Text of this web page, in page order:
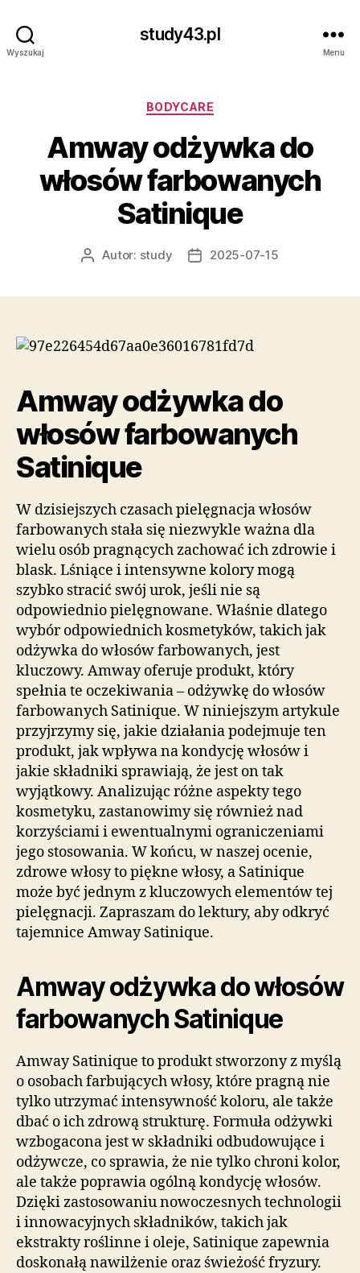
Wyszukaj
study43.pl
Menu
Kategorie
BODYCARE
Amway odżywka do
włosów farbowanych
Satinique
AutorAutor: study
Data2025-07-15
Amway odżywka do
włosów farbowanych
Satinique
W dzisiejszych czasach pielęgnacja włosów
farbowanych stała się niezwykle ważna dla
wielu osób pragnących zachować ich zdrowie i
blask. Lśniące i intensywne kolory mogą
szybko stracić swój urok, jeśli nie są
odpowiednio pielęgnowane. Właśnie dlatego
wybór odpowiednich kosmetyków, takich jak
odżywka do włosów farbowanych, jest
kluczowy. Amway oferuje produkt, który
spełnia te oczekiwania – odżywkę do włosów
farbowanych Satinique. W niniejszym artykule
przyjrzymy się, jakie działania podejmuje ten
produkt, jak wpływa na kondycję włosów i
jakie składniki sprawiają, że jest on tak
wyjątkowy. Analizując różne aspekty tego
kosmetyku, zastanowimy się również nad
korzyściami i ewentualnymi ograniczeniami
jego stosowania. W końcu, w naszej ocenie,
zdrowe włosy to piękne włosy, a Satinique
może być jednym z kluczowych elementów tej
pielęgnacji. Zapraszam do lektury, aby odkryć
tajemnice Amway Satinique.
Amway odżywka do włosów
farbowanych Satinique
Amway Satinique to produkt stworzony z myślą
o osobach farbujących włosy, które pragną nie
tylko utrzymać intensywność koloru, ale także
dbać o ich zdrową strukturę. Formuła odżywki
wzbogacona jest w składniki odbudowujące i
odżywcze, co sprawia, że nie tylko chroni kolor,
ale także poprawia ogólną kondycję włosów.
Dzięki zastosowaniu nowoczesnych technologii
i innowacyjnych składników, takich jak
ekstrakty roślinne i oleje, Satinique zapewnia
doskonałą nawilżenie oraz świeżość fryzury.